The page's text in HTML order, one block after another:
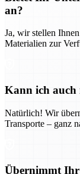
an?
Ja, wir stellen
Materialien zur
Kann ich auch
Natürlich! Wir
Transporte – ganz
Übernimmt Ihr